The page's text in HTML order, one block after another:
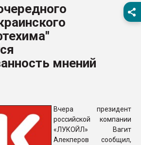
26.07.2022 "Сибирский
ПЕРЕЙТИ НА
мнений
Вчера президент
российской компании
«ЛУКОЙЛ» Вагит
Алекперов сообщил,